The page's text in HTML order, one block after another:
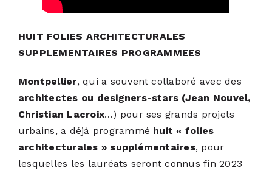
HUIT FOLIES ARCHITECTURALES
SUPPLEMENTAIRES PROGRAMMEES
Montpellier, qui a souvent collaboré avec des
architectes ou designers-stars (Jean Nouvel,
Christian Lacroix…) pour ses grands projets
urbains, a déjà programmé huit « folies
architecturales » supplémentaires, pour
lesquelles les lauréats seront connus fin 2023